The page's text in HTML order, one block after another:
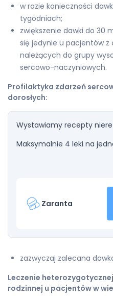
w razie konieczności
tygodniach;
zwiększenie dawki do 30
się jedynie u pacjentów
należących do grupy
sercowo-naczyniowych.
Profilaktyka zdarzeń
dorosłych:
Wystawiamy recepty
Maksymalnie 4 leki na
Zaranta
zazwyczaj zalecana
Leczenie
rodzinnej u pacjentów w